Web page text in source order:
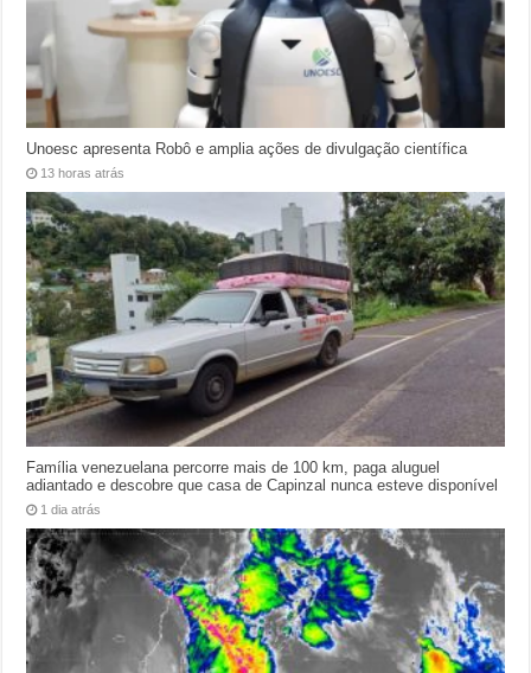
Unoesc apresenta Robô e amplia ações de divulgação científica
13 horas atrás
Família venezuelana percorre mais de 100 km, paga aluguel
adiantado e descobre que casa de Capinzal nunca esteve disponível
1 dia atrás